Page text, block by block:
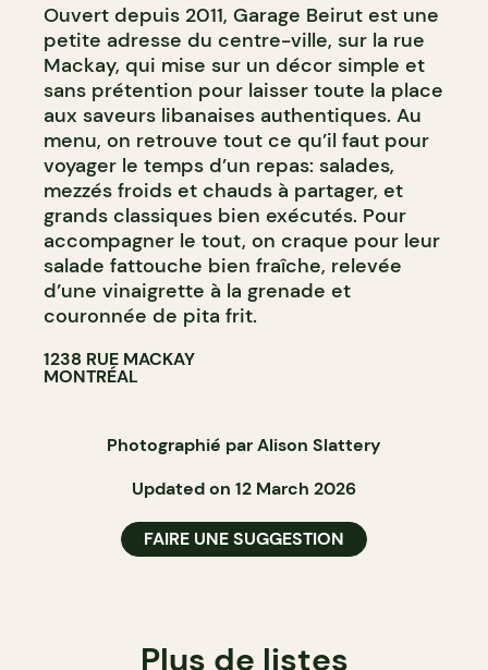
Ouvert depuis 2011, Garage Beirut est une
petite adresse du centre-ville, sur la rue
Mackay, qui mise sur un décor simple et
sans prétention pour laisser toute la place
aux saveurs libanaises authentiques. Au
menu, on retrouve tout ce qu’il faut pour
voyager le temps d’un repas: salades,
mezzés froids et chauds à partager, et
grands classiques bien exécutés. Pour
accompagner le tout, on craque pour leur
salade fattouche bien fraîche, relevée
d’une vinaigrette à la grenade et
couronnée de pita frit.
1238 RUE MACKAY
MONTRÉAL
Photographié par Alison Slattery
Updated on 12 March 2026
FAIRE UNE SUGGESTION
Plus de listes